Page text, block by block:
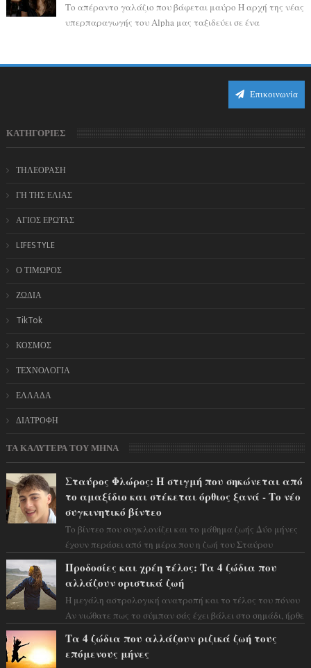
Το απέραντο γαλάζιο που βάφεται μαύρο Η αρχή της νέας
υπερπαραγωγής του Alpha μας ταξιδεύει σε ένα
Επικοινωνία
ΚΑΤΗΓΟΡΙΕΣ
ΤΗΛΕΟΡΑΣΗ
ΓΗ ΤΗΣ ΕΛΙΑΣ
ΑΓΙΟΣ ΕΡΩΤΑΣ
LIFESTYLE
Ο ΤΙΜΩΡΟΣ
ΖΩΔΙΑ
TikTok
ΚΟΣΜΟΣ
ΤΕΧΝΟΛΟΓΙΑ
ΕΛΛΑΔΑ
ΔΙΑΤΡΟΦΗ
ΤΑ ΚΑΛΥΤΕΡΑ ΤΟΥ ΜΗΝΑ
Σταύρος Φλώρος: Η στιγμή που σηκώνεται από
το αμαξίδιο και στέκεται όρθιος ξανά - Το νέο
συγκινητικό βίντεο
Το βίντεο που συγκλονίζει και το μάθημα ζωής Δύο μήνες
έχουν περάσει από τη μέρα που η ζωή του Σταύρου
Προδοσίες και χρέη τέλος: Τα 4 ζώδια που
αλλάζουν οριστικά ζωή
Η μεγάλη αστρολογική ανατροπή και το τέλος του πόνου
Αν νιώθατε πως το σύμπαν σάς έχει βάλει στο σημάδι, ήρθε
Τα 4 ζώδια που αλλάζουν ριζικά ζωή τους
επόμενους μήνες